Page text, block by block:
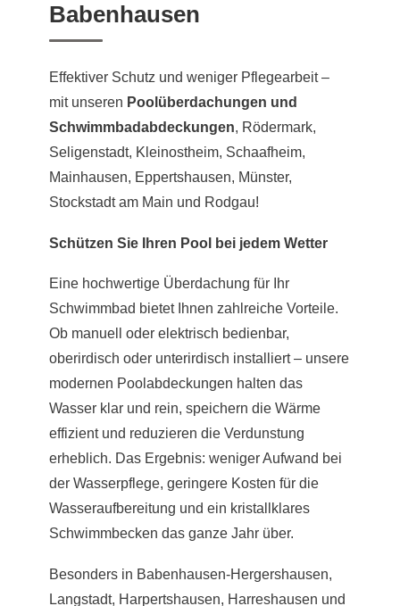
Babenhausen
Effektiver Schutz und weniger Pflegearbeit –
mit unseren Poolüberdachungen und
Schwimmbadabdeckungen, Rödermark,
Seligenstadt, Kleinostheim, Schaafheim,
Mainhausen, Eppertshausen, Münster,
Stockstadt am Main und Rodgau!
Schützen Sie Ihren Pool bei jedem Wetter
Eine hochwertige Überdachung für Ihr
Schwimmbad bietet Ihnen zahlreiche Vorteile.
Ob manuell oder elektrisch bedienbar,
oberirdisch oder unterirdisch installiert – unsere
modernen Poolabdeckungen halten das
Wasser klar und rein, speichern die Wärme
effizient und reduzieren die Verdunstung
erheblich. Das Ergebnis: weniger Aufwand bei
der Wasserpflege, geringere Kosten für die
Wasseraufbereitung und ein kristallklares
Schwimmbecken das ganze Jahr über.
Besonders in Babenhausen-Hergershausen,
Langstadt, Harpertshausen, Harreshausen und